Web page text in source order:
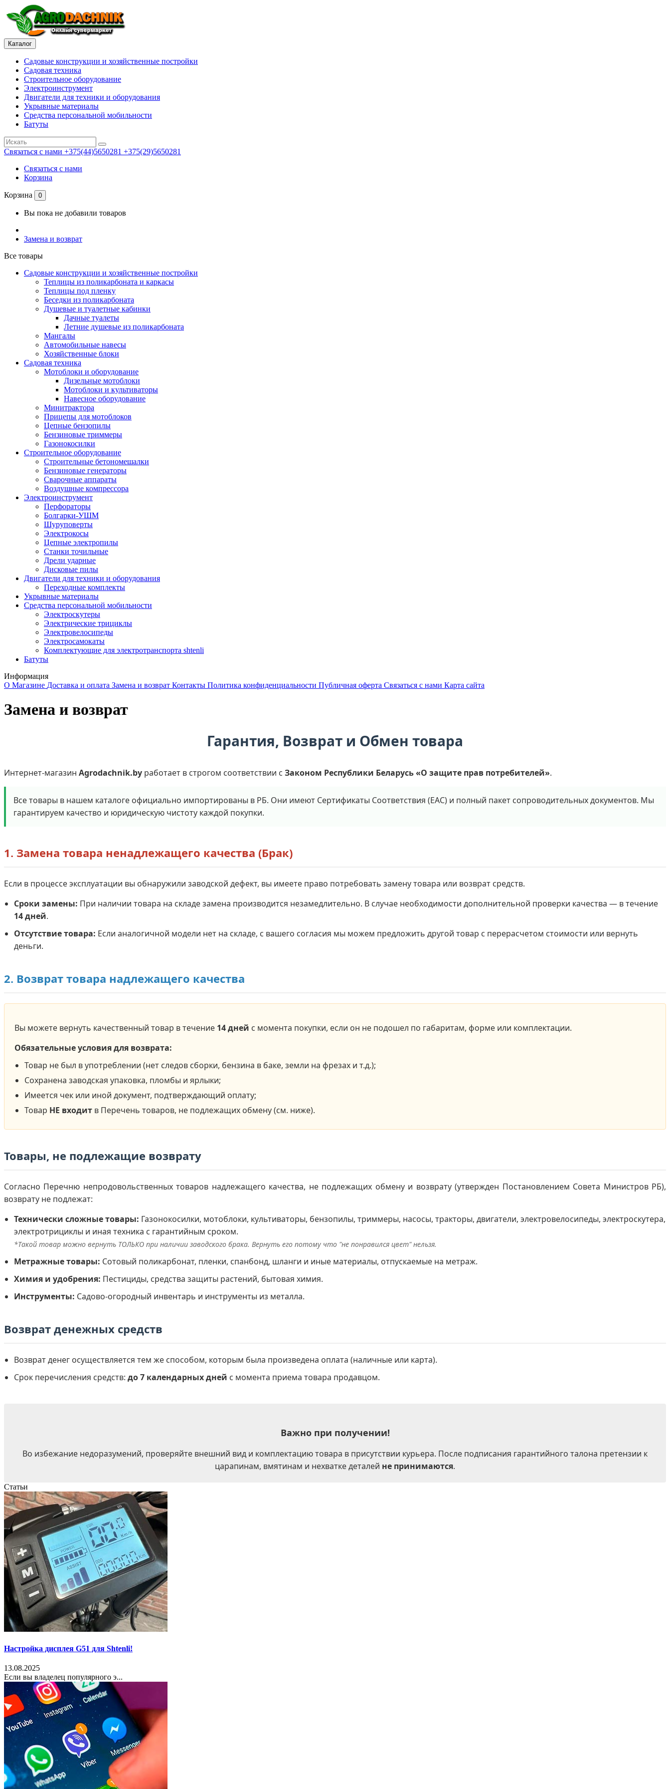
Каталог
Садовые конструкции и хозяйственные постройки
Садовая техника
Строительное оборудование
Электроинструмент
Двигатели для техники и оборудования
Укрывные материалы
Средства персональной мобильности
Батуты
Связаться с нами +375(44)5650281 +375(29)5650281
Связаться с нами
Корзина
Корзина 0
Вы пока не добавили товаров
Замена и возврат
Все товары
Садовые конструкции и хозяйственные постройки
Теплицы из поликарбоната и каркасы
Теплицы под пленку
Беседки из поликарбоната
Душевые и туалетные кабинки
Дачные туалеты
Летние душевые из поликарбоната
Мангалы
Автомобильные навесы
Хозяйственные блоки
Садовая техника
Мотоблоки и оборудование
Дизельные мотоблоки
Мотоблоки и культиваторы
Навесное оборудование
Минитрактора
Прицепы для мотоблоков
Цепные бензопилы
Бензиновые триммеры
Газонокосилки
Строительное оборудование
Строительные бетономешалки
Бензиновые генераторы
Сварочные аппараты
Воздушные компрессора
Электроинструмент
Перфораторы
Болгарки-УШМ
Шуруповерты
Электрокосы
Цепные электропилы
Станки точильные
Дрели ударные
Дисковые пилы
Двигатели для техники и оборудования
Переходные комплекты
Укрывные материалы
Средства персональной мобильности
Электроскутеры
Электрические трициклы
Электровелосипеды
Электросамокаты
Комплектующие для электротранспорта shtenli
Батуты
Информация
О Магазине Доставка и оплата Замена и возврат Контакты Политика конфиденциальности Публичная оферта Связаться с нами Карта сайта
Замена и возврат
Гарантия, Возврат и Обмен товара
Интернет-магазин Agrodachnik.by работает в строгом соответствии с Законом Республики Беларусь «О защите прав потребителей».
Все товары в нашем каталоге официально импортированы в РБ. Они имеют Сертификаты Соответствия (EAC) и полный пакет сопроводительных документов. Мы
гарантируем качество и юридическую чистоту каждой покупки.
1. Замена товара ненадлежащего качества (Брак)
Если в процессе эксплуатации вы обнаружили заводской дефект, вы имеете право потребовать замену товара или возврат средств.
Сроки замены: При наличии товара на складе замена производится незамедлительно. В случае необходимости дополнительной проверки качества — в течение
14 дней.
Отсутствие товара: Если аналогичной модели нет на складе, с вашего согласия мы можем предложить другой товар с перерасчетом стоимости или вернуть
деньги.
2. Возврат товара надлежащего качества
Вы можете вернуть качественный товар в течение 14 дней с момента покупки, если он не подошел по габаритам, форме или комплектации.
Обязательные условия для возврата:
Товар не был в употреблении (нет следов сборки, бензина в баке, земли на фрезах и т.д.);
Сохранена заводская упаковка, пломбы и ярлыки;
Имеется чек или иной документ, подтверждающий оплату;
Товар НЕ входит в Перечень товаров, не подлежащих обмену (см. ниже).
Товары, не подлежащие возврату
Согласно Перечню непродовольственных товаров надлежащего качества, не подлежащих обмену и возврату (утвержден Постановлением Совета Министров РБ),
возврату не подлежат:
Технически сложные товары: Газонокосилки, мотоблоки, культиваторы, бензопилы, триммеры, насосы, тракторы, двигатели, электровелосипеды, электроскутера,
электротрициклы и иная техника с гарантийным сроком.
*Такой товар можно вернуть ТОЛЬКО при наличии заводского брака. Вернуть его потому что "не понравился цвет" нельзя.
Метражные товары: Сотовый поликарбонат, пленки, спанбонд, шланги и иные материалы, отпускаемые на метраж.
Химия и удобрения: Пестициды, средства защиты растений, бытовая химия.
Инструменты: Садово-огородный инвентарь и инструменты из металла.
Возврат денежных средств
Возврат денег осуществляется тем же способом, которым была произведена оплата (наличные или карта).
Срок перечисления средств: до 7 календарных дней с момента приема товара продавцом.
Важно при получении!
Во избежание недоразумений, проверяйте внешний вид и комплектацию товара в присутствии курьера. После подписания гарантийного талона претензии к
царапинам, вмятинам и нехватке деталей не принимаются.
Статьи
Настройка дисплея G51 для Shtenli!
13.08.2025
Если вы владелец популярного э...